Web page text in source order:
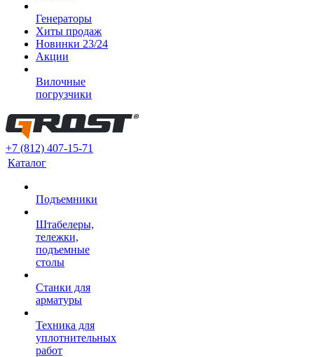
Генераторы
Хиты продаж
Новинки 23/24
Акции
Вилочные
погрузчики
+7 (812) 407-15-71
Каталог
Подъемники
Штабелеры,
тележки,
подъемные
столы
Станки для
арматуры
Техника для
уплотнительных
работ